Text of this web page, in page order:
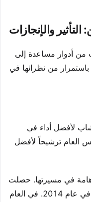
والإنجازات
من أدوار مساعدة إلى
من نظرائها في
الشاب لأفضل أداء في
العام ترشيحاً لأفضل
هامة في مسيرتها. حصلت
على أفضل ممثلة شابة في دور مساند في عام 2014. في العام